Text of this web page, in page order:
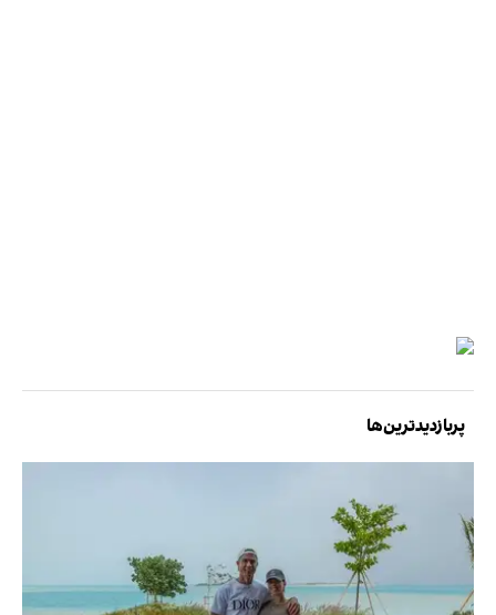
پربازدیدترین‌ها